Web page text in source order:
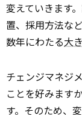
変えていきます
置、採用方法な
数年にわたる大
チェンジマネジ
ことを好みます
す。そのため、